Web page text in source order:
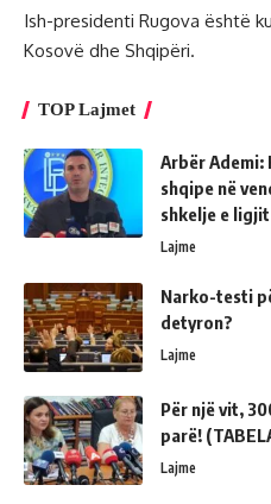
Ish-presidenti Rugova është
Kosovë dhe Shqipëri.
TOP Lajmet
Arbër Ademi:
shqipe në
shkelje e
Lajme
Narko-testi
detyron?
Lajme
Për një vit,
parë!
Lajme